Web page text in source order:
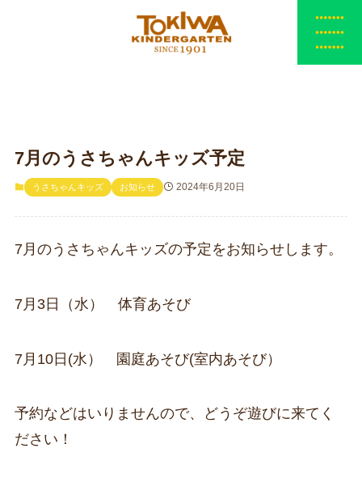
7月のうさちゃんキッズ予定
うさちゃんキッズ お知らせ 2024年6月20日
7月のうさちゃんキッズの予定をお知らせします。
7月3日（水） 体育あそび
7月10日(水） 園庭あそび(室内あそび）
予約などはいりませんので、どうぞ遊びに来てく
ださい！